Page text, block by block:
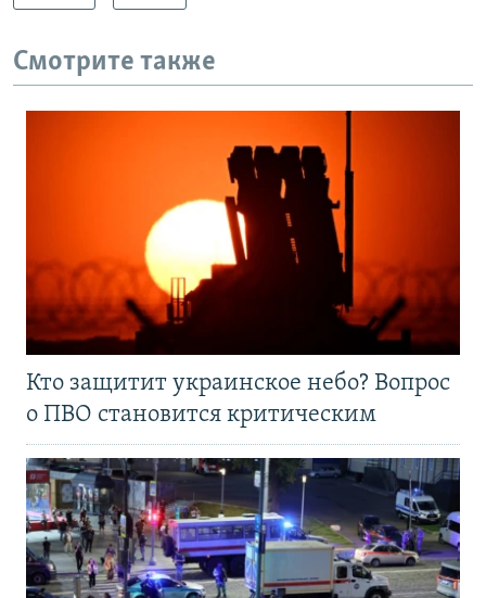
Смотрите также
Кто защитит украинское небо? Вопрос
о ПВО становится критическим